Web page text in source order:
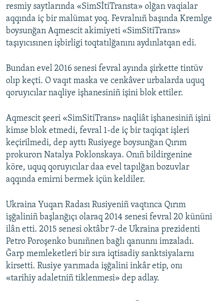
resmiy saytlarında «SimSİtiTransta» olğan vaqialar
aqqında iç bir malümat yoq. Fevralnıñ başında Kremlge
boysunğan Aqmescit akimiyeti «SimSitiTrans»
taşıyıcısınen işbirligi toqtatılğanını aydınlatqan edi.
Bundan evel 2016 senesi fevral ayında şirkette tintüv
olıp keçti. O vaqıt maska ve cenkâver urbalarda uquq
qoruyıcılar naqliye işhanesiniñ işini blok ettiler.
Aqmescit şeeri «SimSitiTrans» naqliât işhanesiniñ işini
kimse blok etmedi, fevral 1-de iç bir taqiqat işleri
keçirilmedi, dep ayttı Rusiyege boysunğan Qırım
prokurorı Natalya Poklonskaya. Onıñ bildirgenine
köre, uquq qoruyıcılar daa evel tapılğan bozuvlar
aqqında emirni bermek içün keldiler.
Ukraina Yuqarı Radası Rusiyeniñ vaqtınca Qırım
işğaliniñ başlanğıçı olaraq 2014 senesi fevral 20 kününi
ilân etti. 2015 senesi oktâbr 7-de Ukraina prezidenti
Petro Poroşenko bunıñnen bağlı qanunnı imzaladı.
Ğarp memleketleri bir sıra iqtisadiy sanktsiyalarnı
kirsetti. Rusiye yarımada işğalini inkâr etip, onı
«tarihiy adaletniñ tiklenmesi» dep adlay.